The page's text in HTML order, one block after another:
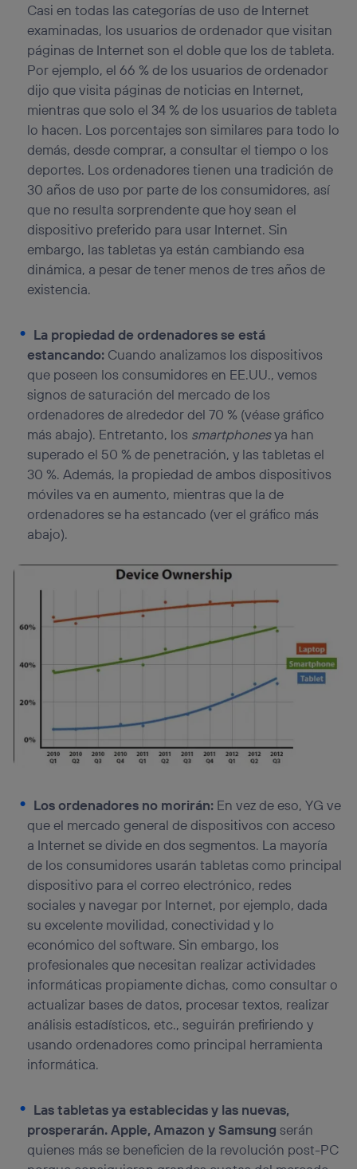
Casi en todas las categorías de uso de Internet
examinadas, los usuarios de ordenador que visitan
páginas de Internet son el doble que los de tableta.
Por ejemplo, el 66 % de los usuarios de ordenador
dijo que visita páginas de noticias en Internet,
mientras que solo el 34 % de los usuarios de tableta
lo hacen. Los porcentajes son similares para todo lo
demás, desde comprar, a consultar el tiempo o los
deportes. Los ordenadores tienen una tradición de
30 años de uso por parte de los consumidores, así
que no resulta sorprendente que hoy sean el
dispositivo preferido para usar Internet. Sin
embargo, las tabletas ya están cambiando esa
dinámica, a pesar de tener menos de tres años de
existencia.
La propiedad de ordenadores se está
estancando: Cuando analizamos los dispositivos
que poseen los consumidores en EE.UU., vemos
signos de saturación del mercado de los
ordenadores de alrededor del 70 % (véase gráfico
más abajo). Entretanto, los smartphonesya han
superado el 50 % de penetración, y las tabletas el
30 %. Además, la propiedad de ambos dispositivos
móviles va en aumento, mientras que la de
ordenadores se ha estancado (ver el gráfico más
abajo).
Los ordenadores no morirán: En vez de eso, YG ve
que el mercado general de dispositivos con acceso
a Internet se divide en dos segmentos. La mayoría
de los consumidores usarán tabletas como principal
dispositivo para el correo electrónico, redes
sociales y navegar por Internet, por ejemplo, dada
su excelente movilidad, conectividad y lo
económico del software. Sin embargo, los
profesionales que necesitan realizar actividades
informáticas propiamente dichas, como consultar o
actualizar bases de datos, procesar textos, realizar
análisis estadísticos, etc., seguirán prefiriendo y
usando ordenadores como principal herramienta
informática.
Las tabletas ya establecidas y las nuevas,
prosperarán.Apple, Amazon y Samsung serán
quienes más se beneficien de la revolución post-PC